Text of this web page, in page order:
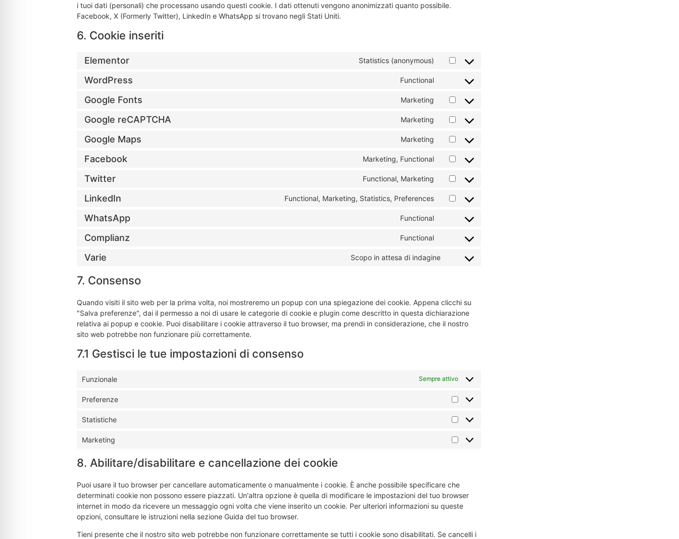
i tuoi dati (personali) che processano usando questi cookie. I dati ottenuti vengono anonimizzati quanto possibile.
Facebook, X (Formerly Twitter), LinkedIn e WhatsApp si trovano negli Stati Uniti.
6. Cookie inseriti
Elementor Statistics (anonymous)
WordPress Functional
Google Fonts Marketing
Google reCAPTCHA Marketing
Google Maps Marketing
Facebook Marketing, Functional
Twitter Functional, Marketing
LinkedIn Functional, Marketing, Statistics, Preferences
WhatsApp Functional
Complianz Functional
Varie Scopo in attesa di indagine
7. Consenso
Quando visiti il sito web per la prima volta, noi mostreremo un popup con una spiegazione dei cookie. Appena clicchi su
"Salva preferenze", dai il permesso a noi di usare le categorie di cookie e plugin come descritto in questa dichiarazione
relativa ai popup e cookie. Puoi disabilitare i cookie attraverso il tuo browser, ma prendi in considerazione, che il nostro
sito web potrebbe non funzionare più correttamente.
7.1 Gestisci le tue impostazioni di consenso
Funzionale Sempre attivo
Preferenze
Statistiche
Marketing
8. Abilitare/disabilitare e cancellazione dei cookie
Puoi usare il tuo browser per cancellare automaticamente o manualmente i cookie. È anche possibile specificare che
determinati cookie non possono essere piazzati. Un'altra opzione è quella di modificare le impostazioni del tuo browser
internet in modo da ricevere un messaggio ogni volta che viene inserito un cookie. Per ulteriori informazioni su queste
opzioni, consultare le istruzioni nella sezione Guida del tuo browser.
Tieni presente che il nostro sito web potrebbe non funzionare correttamente se tutti i cookie sono disabilitati. Se cancelli i